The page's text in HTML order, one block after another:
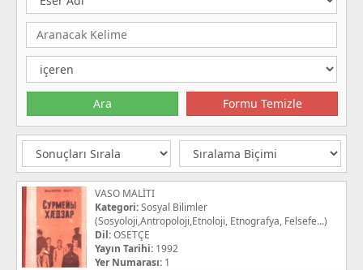
VASO MALİTI
Kategori:Sosyal Bilimler
(Sosyoloji,Antropoloji,Etnoloji, Etnografya, Felsefe...)
Dil:OSETÇE
Yayın Tarihi: 1992
Yer Numarası: 1